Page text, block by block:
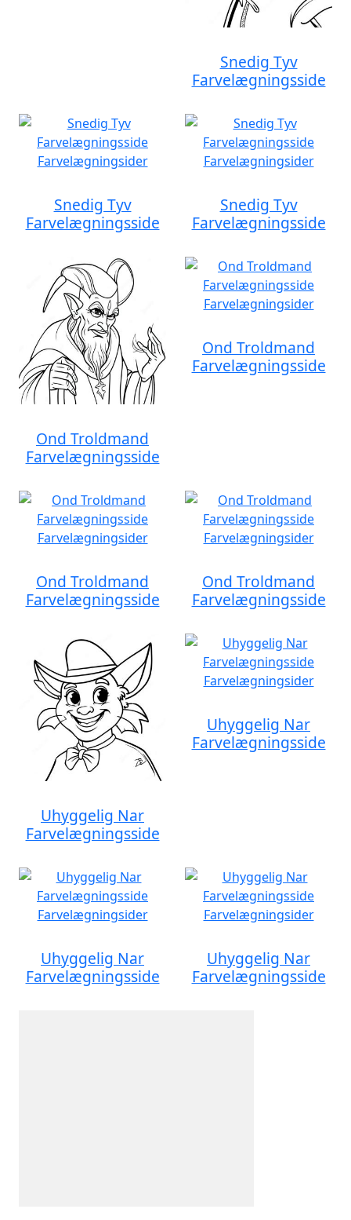
Snedig Tyv
Farvelægningsside
Snedig Tyv
Farvelægningsside
Snedig Tyv
Farvelægningsside
Ond Troldmand
Farvelægningsside
Ond Troldmand
Farvelægningsside
Ond Troldmand
Farvelægningsside
Ond Troldmand
Farvelægningsside
Uhyggelig Nar
Farvelægningsside
Uhyggelig Nar
Farvelægningsside
Uhyggelig Nar
Farvelægningsside
Uhyggelig Nar
Farvelægningsside